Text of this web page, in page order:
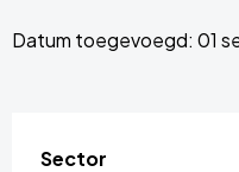
Datum toegevoegd: 01
Sector